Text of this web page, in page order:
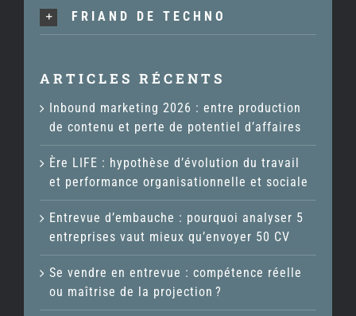
FRIAND DE TECHNO
ARTICLES RÉCENTS
Inbound marketing 2026 : entre production
de contenu et perte de potentiel d’affaires
Ère LIFE : hypothèse d’évolution du travail
et performance organisationnelle et sociale
Entrevue d’embauche : pourquoi analyser 5
entreprises vaut mieux qu’envoyer 50 CV
Se vendre en entrevue : compétence réelle
ou maîtrise de la projection ?